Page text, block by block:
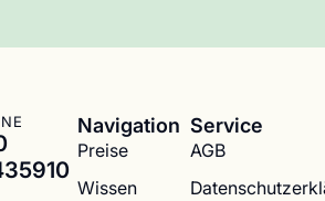
Navigation
Preise
Wissen
Service
AGB